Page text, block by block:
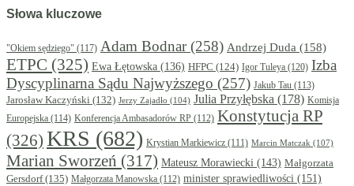
Słowa kluczowe
"Okiem sędziego" (117) Adam Bodnar(258) Andrzej Duda (158)
ETPC (325) Ewa Łętowska (136) HFPC (124) Igor Tuleya (120) Izba
Dyscyplinarna Sądu Najwyższego (257) Jakub Tau (113)
Jarosław Kaczyński (132) Jerzy Zajadło (104) Julia Przyłębska (178) Komisja
Europejska (114) Konferencja Ambasadorów RP (112) Konstytucja RP
(326) KRS (682) Krystian Markiewicz (111) Marcin Matczak (107)
Marian Sworzeń (317) Mateusz Morawiecki (143) Małgorzata
Gersdorf(135) Małgorzata Manowska (112) minister sprawiedliwości (151)